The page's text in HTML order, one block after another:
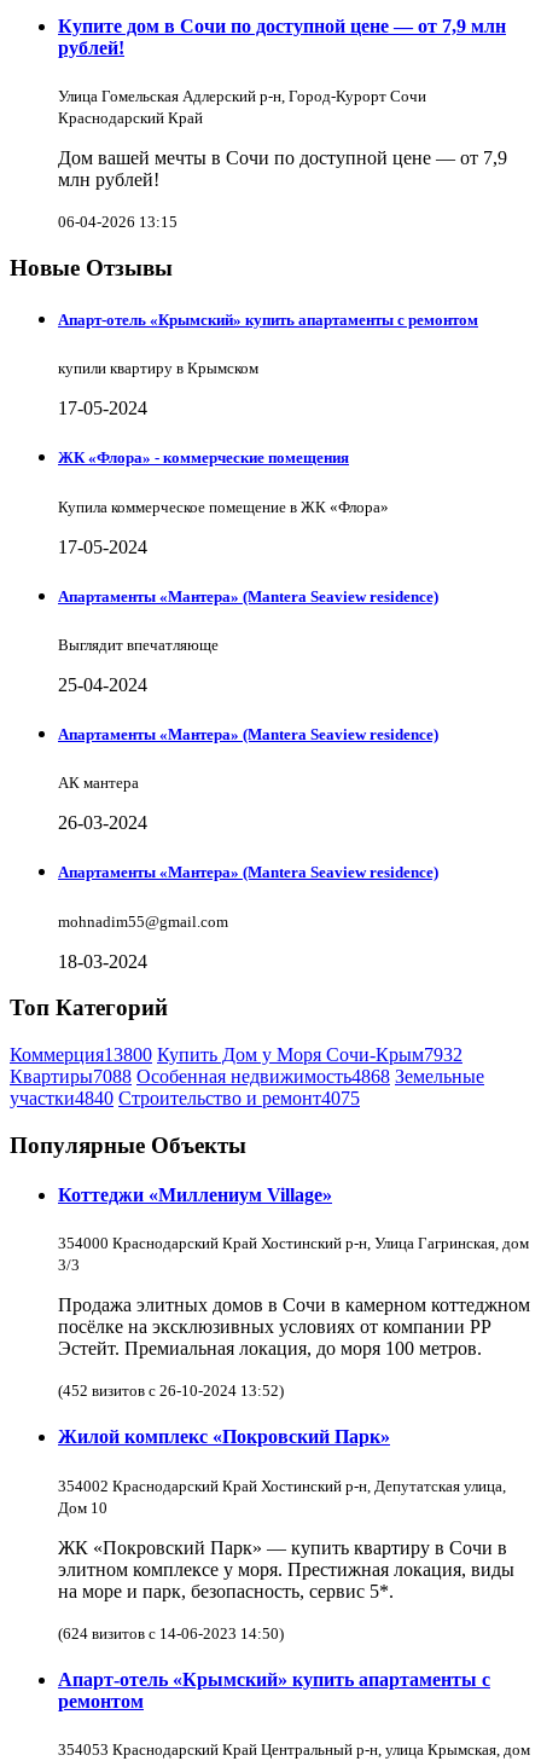
Купите дом в Сочи по доступной цене — от 7,9 млн
рублей!
Улица Гомельская Адлерский р-н, Город-Курорт Сочи
Краснодарский Край
Дом вашей мечты в Сочи по доступной цене — от 7,9
млн рублей!
06-04-2026 13:15
Новые Отзывы
Апарт-отель «Крымский» купить апартаменты с ремонтом
купили квартиру в Крымском
17-05-2024
ЖК «Флора» - коммерческие помещения
Купила коммерческое помещение в ЖК «Флора»
17-05-2024
Апартаменты «Мантера» (Mantera Seaview rеsidence)
Выглядит впечатляюще
25-04-2024
Апартаменты «Мантера» (Mantera Seaview rеsidence)
АК мантера
26-03-2024
Апартаменты «Мантера» (Mantera Seaview rеsidence)
mohnadim55@gmail.com
18-03-2024
Топ Категорий
Коммерция13800 Купить Дом у Моря Сочи-Крым7932
Квартиры7088 Особенная недвижимость4868 Земельные
участки4840 Строительство и ремонт4075
Популярные Объекты
Коттеджи «Миллениум Village»
354000 Краснодарский Край Хостинский р-н, Улица Гагринская, дом
3/3
Продажа элитных домов в Сочи в камерном коттеджном
посёлке на эксклюзивных условиях от компании РР
Эстейт. Премиальная локация, до моря 100 метров.
(452 визитов с 26-10-2024 13:52)
Жилой комплекс «Покровский Парк»
354002 Краснодарский Край Хостинский р-н, Депутатская улица,
Дом 10
ЖК «Покровский Парк» — купить квартиру в Сочи в
элитном комплексе у моря. Престижная локация, виды
на море и парк, безопасность, сервис 5*.
(624 визитов с 14-06-2023 14:50)
Апарт-отель «Крымский» купить апартаменты с
ремонтом
354053 Краснодарский Край Центральный р-н, улица Крымская, дом